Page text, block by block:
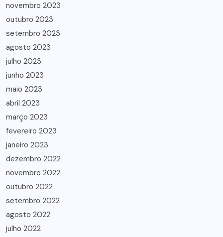
novembro 2023
outubro 2023
setembro 2023
agosto 2023
julho 2023
junho 2023
maio 2023
abril 2023
março 2023
fevereiro 2023
janeiro 2023
dezembro 2022
novembro 2022
outubro 2022
setembro 2022
agosto 2022
julho 2022